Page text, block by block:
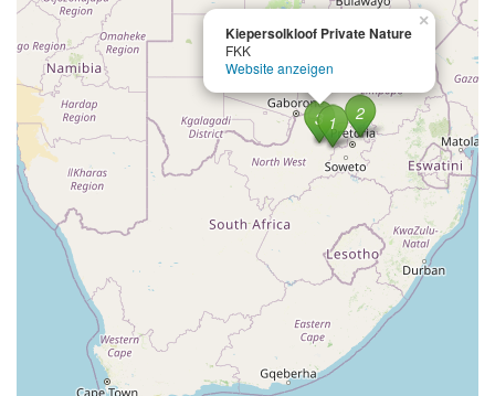
Kiepersolkloof Private Nature
FKK
Website anzeigen
×